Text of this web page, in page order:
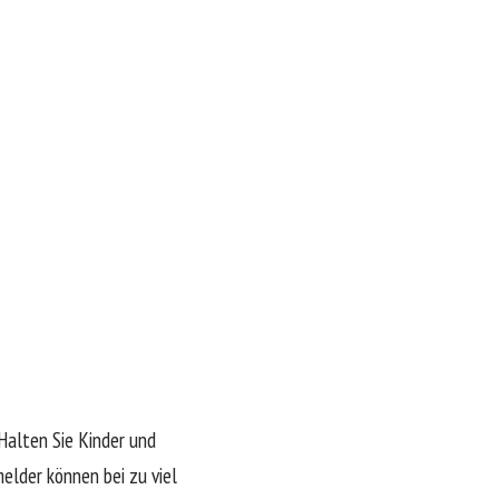
Sie Kinder und
können bei zu viel